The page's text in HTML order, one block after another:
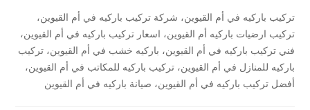
تركيب باركيه في أم القيوين، شركة تركيب باركيه في أم القيوين،
تركيب ارضيات باركيه أم القيوين، اسعار تركيب باركيه في أم القيوين،
فني تركيب باركيه في أم القيوين، باركيه خشب في أم القيوين، تركيب
باركيه للمنازل في أم القيوين، تركيب باركيه للمكاتب في أم القيوين،
أفضل تركيب باركيه في أم القيوين، صيانة باركيه في أم القيوين